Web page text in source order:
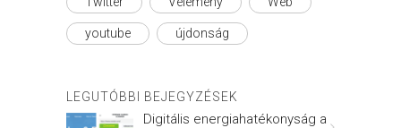
youtube újdonság
LEGUTÓBBI BEJEGYZÉSEK
Digitális energiahatékonyság a